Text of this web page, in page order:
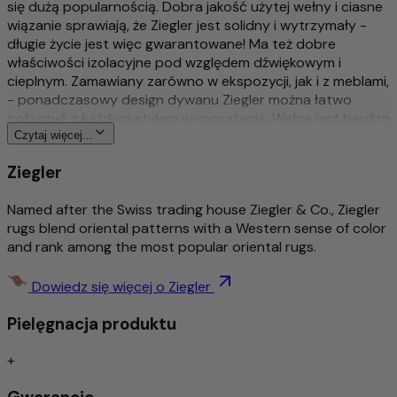
się dużą popularnością. Dobra jakość użytej wełny i ciasne
wiązanie sprawiają, że Ziegler jest solidny i wytrzymały -
długie życie jest więc gwarantowane! Ma też dobre
właściwości izolacyjne pod względem dźwiękowym i
cieplnym. Zamawiany zarówno w ekspozycji, jak i z meblami,
- ponadczasowy design dywanu Ziegler można łatwo
połączyć z każdym stylem wyposażenia. Wełna jest bardzo
dobrej jakości i jest barwiona naturalnymi barwnikami
stworzony przez przedsiębiorcę ze Szwajcarii i do dziś jest
Więcej o tym produkcie
Bogato szczegółowy i stylowy wzór
Środek do usuwania brudu / łatwa pielęgnacja
Czytaj więcej...
Ziegler
Named after the Swiss trading house Ziegler & Co., Ziegler
rugs blend oriental patterns with a Western sense of color
and rank among the most popular oriental rugs.
Dowiedz się więcej o Ziegler
Pielęgnacja produktu
+